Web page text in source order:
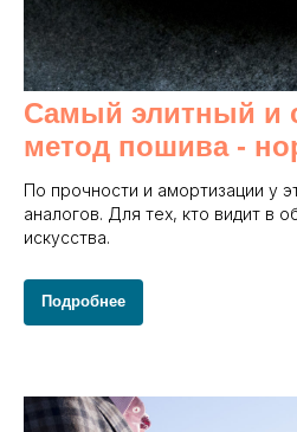
Самый элитный и
метод пошива -
По прочности и амортизации у
аналогов. Для тех, кто видит в
искусства.
Подробнее